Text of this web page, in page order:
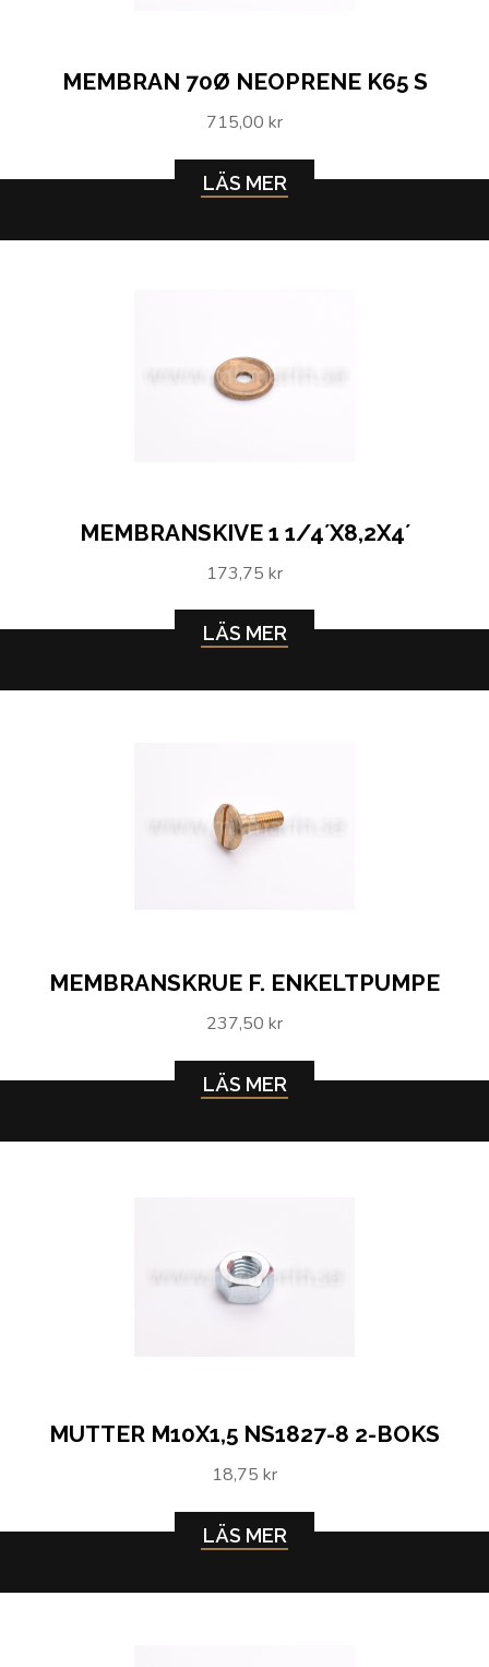
MEMBRAN 70Ø NEOPRENE K65 S
715,00 kr
LÄS MER
MEMBRANSKIVE 1 1/4´X8,2X4´
173,75 kr
LÄS MER
MEMBRANSKRUE F. ENKELTPUMPE
237,50 kr
LÄS MER
MUTTER M10X1,5 NS1827-8 2-BOKS
18,75 kr
LÄS MER